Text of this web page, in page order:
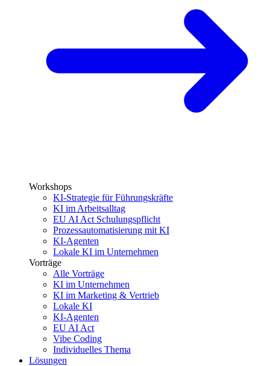
Workshops
KI-Strategie für Führungskräfte
KI im Arbeitsalltag
EU AI Act Schulungspflicht
Prozessautomatisierung mit KI
KI-Agenten
Lokale KI im Unternehmen
Vorträge
Alle Vorträge
KI im Unternehmen
KI im Marketing & Vertrieb
Lokale KI
KI-Agenten
EU AI Act
Vibe Coding
Individuelles Thema
Lösungen